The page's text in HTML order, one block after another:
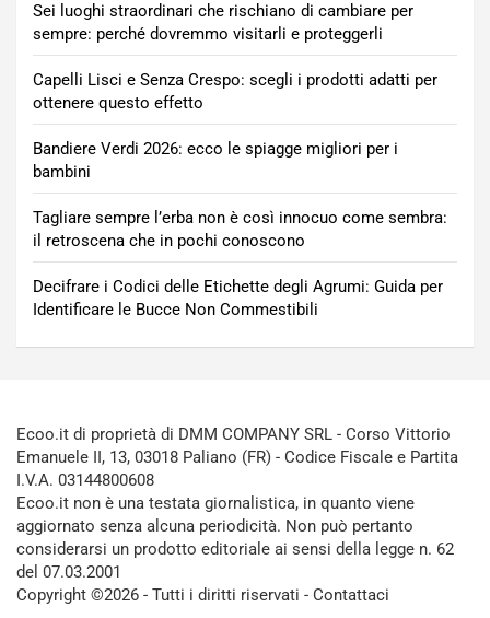
Sei luoghi straordinari che rischiano di cambiare per
sempre: perché dovremmo visitarli e proteggerli
Capelli Lisci e Senza Crespo: scegli i prodotti adatti per
ottenere questo effetto
Bandiere Verdi 2026: ecco le spiagge migliori per i
bambini
Tagliare sempre l’erba non è così innocuo come sembra:
il retroscena che in pochi conoscono
Decifrare i Codici delle Etichette degli Agrumi: Guida per
Identificare le Bucce Non Commestibili
Ecoo.it di proprietà di DMM COMPANY SRL - Corso Vittorio
Emanuele II, 13, 03018 Paliano (FR) - Codice Fiscale e Partita
I.V.A. 03144800608
Ecoo.it non è una testata giornalistica, in quanto viene
aggiornato senza alcuna periodicità. Non può pertanto
considerarsi un prodotto editoriale ai sensi della legge n. 62
del 07.03.2001
Copyright ©2026 - Tutti i diritti riservati - Contattaci